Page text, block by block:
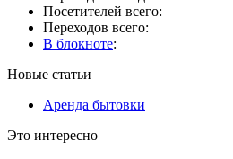
Посетителей всего:
Переходов всего:
В блокноте:
Новые статьи
Аренда бытовки
Это интересно